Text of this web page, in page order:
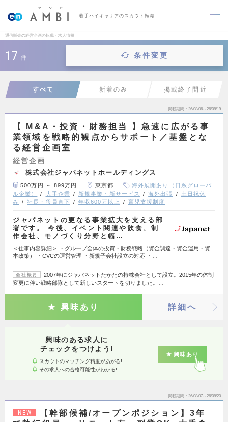
若手ハイキャリアのスカウト転職
通信販売の経営企画の転職・求人情報
17 件 条件変更
すべて 新着のみ 掲載終了間近
掲載期間 26/08/06～26/08/19
【 M&A・投資・財務担当 】急速に広がる事
業領域を戦略的観点からサポート／基盤とな
る経営企画室
経営企画
株式会社ジャパネットホールディングス
500万円 ～ 899万円 東京都
海外展開あり（日系グローバ
ル企業）
大手企業 新規事業・新サービス 海外出張
土日祝休
み
社長・役員直下 年収600万以上 育児支援制度
ジャパネットの更なる事業拡大を支える部
署です。 今後、イベント関連や飲食、制
作会社、モノづくり分野と幅…
＜仕事内容詳細＞ ・グループ全体の投資・財務戦略（資金調達・資金運用・資
本政策） ・CVCの運営管理 ・新規子会社設立の対応 ・…
会社概要
2007年にジャパネットたかたの持株会社として設立。2015年の体制
変更に伴い戦略部隊として新しいスタートを切りました。…
興味あり 詳細へ
興味のある求人に
チェックをつけよう!
スカウトのマッチング精度があがる!
その求人への合格可能性がわかる!
興味あり
掲載期間 26/08/07～26/08/20
NEW
【幹部候補/オープンポジション】3年